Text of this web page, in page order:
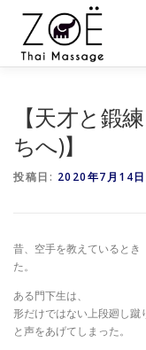
【天才と鍛
ちへ)】
投稿日: 2020年7月14日
昔、空手を教えているとき
た。
ある門下生は、
形だけではない上段廻し蹴
と声をあげてしまった。